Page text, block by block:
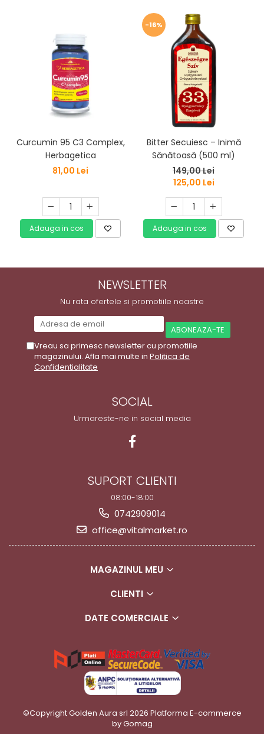
Curcumin 95 C3 Complex,
Herbagetica
81,00 Lei
Adauga in cos
-16%
Bitter Secuiesc – Inimă
Sănătoasă (500 ml)
149,00 Lei
125,00 Lei
Adauga in cos
NEWSLETTER
Nu rata ofertele si promotiile noastre
Vreau sa primesc newsletter cu promotiile
magazinului. Afla mai multe in Politica de
Confidentialitate
SOCIAL
Urmareste-ne in social media
SUPORT CLIENTI
08:00-18:00
0742909014
office@vitalmarket.ro
MAGAZINUL MEU
CLIENTI
DATE COMERCIALE
©Copyright Golden Aura srl 2026 Platforma E-commerce
by Gomag